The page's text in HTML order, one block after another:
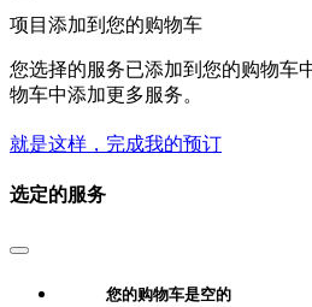
项目添加到您的购物车
您选择的服务已添加到您的购物车
物车中添加更多服务。
就是这样，完成我的预订
选定的服务
您的购物车是空的